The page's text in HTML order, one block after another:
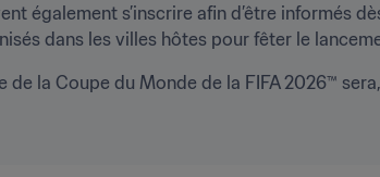
également s’inscrire afin d’être informés
dans les villes hôtes pour fêter le
de la Coupe du Monde de la FIFA 2026™